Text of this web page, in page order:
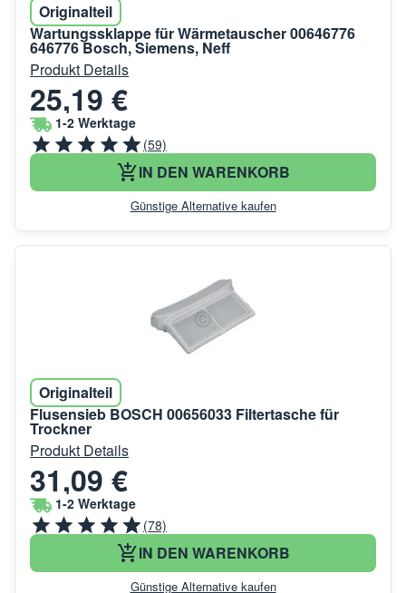
Originalteil
Wartungssklappe für Wärmetauscher 00646776
646776 Bosch, Siemens, Neff
Produkt Details
25,19 €
1-2 Werktage
(59)
IN DEN WARENKORB
Günstige Alternative kaufen
Originalteil
Flusensieb BOSCH 00656033 Filtertasche für
Trockner
Produkt Details
31,09 €
1-2 Werktage
(78)
IN DEN WARENKORB
Günstige Alternative kaufen